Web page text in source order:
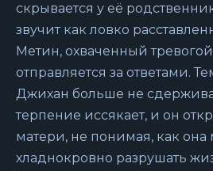
скрывается у её
звучит как ловко
Метин, охваченный
отправляется за ответами.
Джихан больше не
терпение иссякает, и он
матери, не понимая, как она
хладнокровно разрушать